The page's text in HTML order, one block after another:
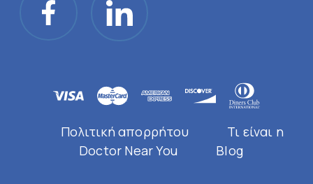
Πολιτική απορρήτου
Τι είναι η
Doctor Near You
Blog